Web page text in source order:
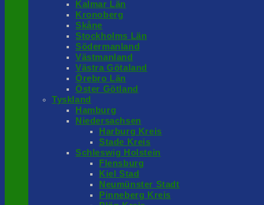
Kalmar Län
Kronoberg
Skåne
Stockholms Län
Södermanland
Västmanland
Västra Götaland
Örebro Län
Öster Götland
Tyskland
Hamburg
Niedersachsen
Harburg Kreis
Stade Kreis
Schleswig Holstein
Flensburg
Kiel Stad
Neumünster Stadt
Pinneberg Kreis